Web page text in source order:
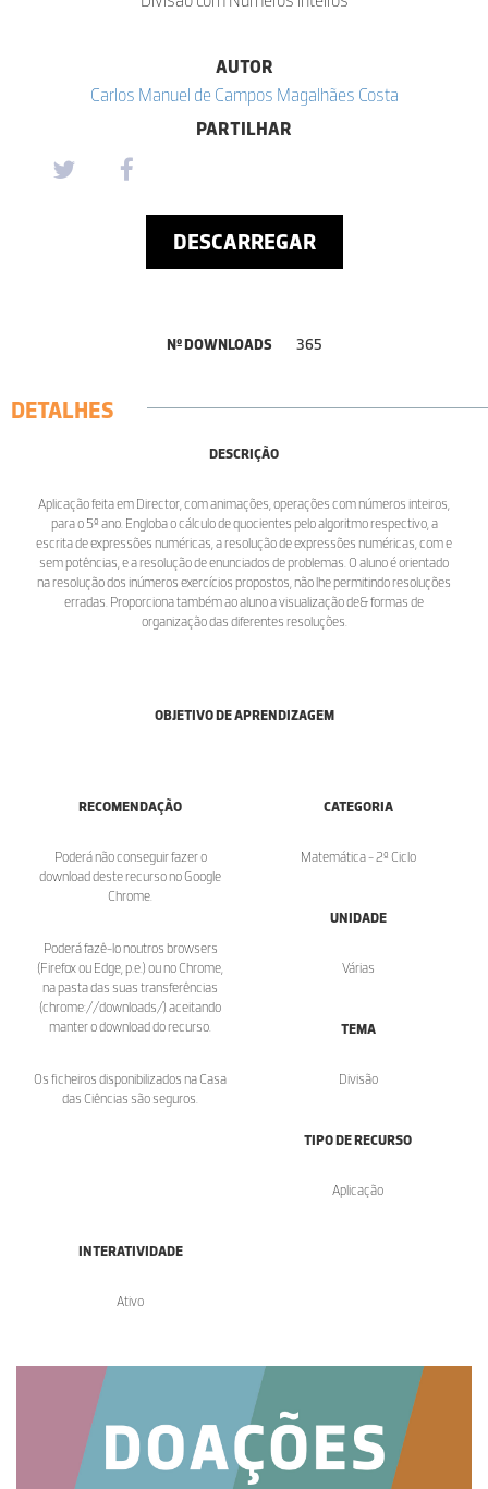
AUTOR
Carlos Manuel de Campos Magalhães Costa
PARTILHAR
DESCARREGAR
Nº DOWNLOADS 365
DETALHES
DESCRIÇÃO
Aplicação feita em Director, com animações, operações com números inteiros,
para o 5º ano. Engloba o cálculo de quocientes pelo algoritmo respectivo, a
escrita de expressões numéricas, a resolução de expressões numéricas, com e
sem potências, e a resolução de enunciados de problemas. O aluno é orientado
na resolução dos inúmeros exercícios propostos, não lhe permitindo resoluções
erradas. Proporciona também ao aluno a visualização de& formas de
organização das diferentes resoluções.
OBJETIVO DE APRENDIZAGEM
RECOMENDAÇÃO
Poderá não conseguir fazer o
download deste recurso no Google
Chrome.
Poderá fazê-lo noutros browsers
(Firefox ou Edge, p.e.) ou no Chrome,
na pasta das suas transferências
(chrome://downloads/) aceitando
manter o download do recurso.
Os ficheiros disponibilizados na Casa
das Ciências são seguros.
CATEGORIA
Matemática - 2º Ciclo
UNIDADE
Várias
TEMA
Divisão
TIPO DE RECURSO
Aplicação
INTERATIVIDADE
Ativo